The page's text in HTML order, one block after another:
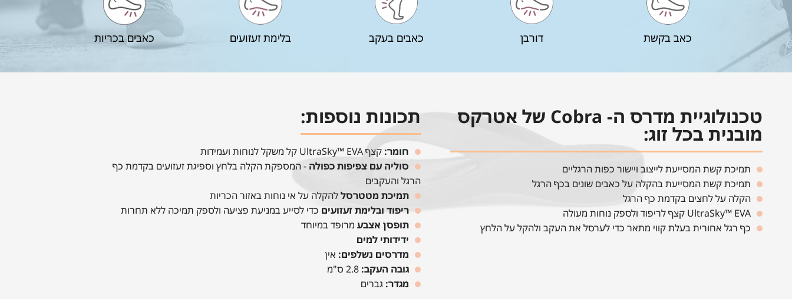
כאב בקשת דורבן כאבים בעקב בלימת זעזועים כאבים בכריות
טכנולוגיית מדרס ה- Cobra של אטרקס
מובנית בכל זוג:
תמיכת קשת המסייעת לייצוב ויישור כפות הרגליים
תמיכת קשת המסייעת בהקלה על כאבים שונים בכף הרגל
הקלה על לחצים בקדמת כף הרגל
UltraSky™ EVA קצף לריפוד ולספק נוחות מעולה
כף רגל אחורית בעלת קווי מתאר כדי לערסל את העקב ולהקל על הלחץ
תכונות נוספות:
חומר: קצף UltraSky™ EVA קל משקל לנוחות ועמידות
סוליה עם צפיפות כפולה - המספקת הקלה בלחץ וספיגת זעזועים בקדמת כף
הרגל והעקבים
תמיכת מטטרסללהקלה על אי נוחות באזור הכריות
ריפוד ובלימת זעזועים כדי לסייע במניעת פציעה ולספק תמיכה ללא תחרות
תופסן אצבעמרופד במיוחד
ידידותי למים
מדרסים נשלפים: אין
גובה העקב:
מגדר: גברים